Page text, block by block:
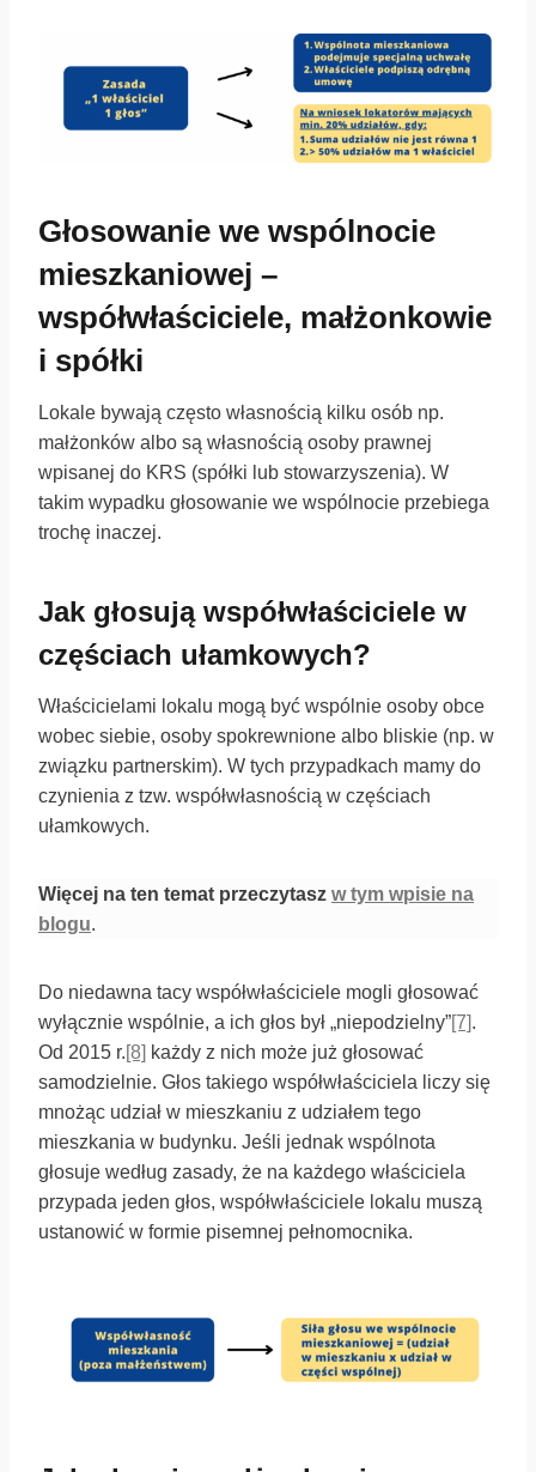
Głosowanie we wspólnocie
mieszkaniowej –
współwłaściciele, małżonkowie
i spółki
Lokale bywają często własnością kilku osób np.
małżonków albo są własnością osoby prawnej
wpisanej do KRS (spółki lub stowarzyszenia). W
takim wypadku głosowanie we wspólnocie przebiega
trochę inaczej.
Jak głosują współwłaściciele w
częściach ułamkowych?
Właścicielami lokalu mogą być wspólnie osoby obce
wobec siebie, osoby spokrewnione albo bliskie (np. w
związku partnerskim). W tych przypadkach mamy do
czynienia z tzw. współwłasnością w częściach
ułamkowych.
Więcej na ten temat przeczytasz w tym wpisie na
blogu.
Do niedawna tacy współwłaściciele mogli głosować
wyłącznie wspólnie, a ich głos był „niepodzielny”[7].
Od 2015 r.[8] każdy z nich może już głosować
samodzielnie. Głos takiego współwłaściciela liczy się
mnożąc udział w mieszkaniu z udziałem tego
mieszkania w budynku. Jeśli jednak wspólnota
głosuje według zasady, że na każdego właściciela
przypada jeden głos, współwłaściciele lokalu muszą
ustanowić w formie pisemnej pełnomocnika.